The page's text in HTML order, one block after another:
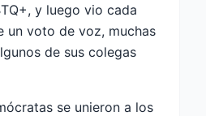
y luego vio cada
un voto de voz, muchas
de sus colegas
se unieron a los